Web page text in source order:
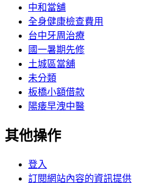
中和當舖
全身健康檢查費用
台中牙周治療
國一暑期先修
土城區當舖
未分類
板橋小額借款
陽痿早洩中醫
其他操作
登入
訂閱網站內容的資訊提供